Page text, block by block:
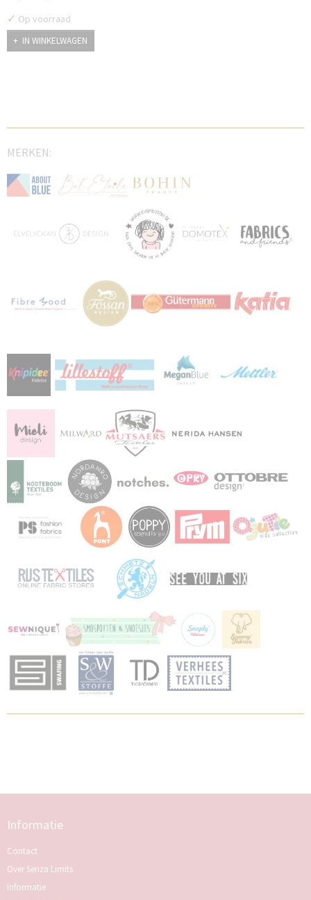
✓ Op voorraad
IN WINKELWAGEN
MERKEN:
Informatie
Contact
Over Senza Limits
Informatie